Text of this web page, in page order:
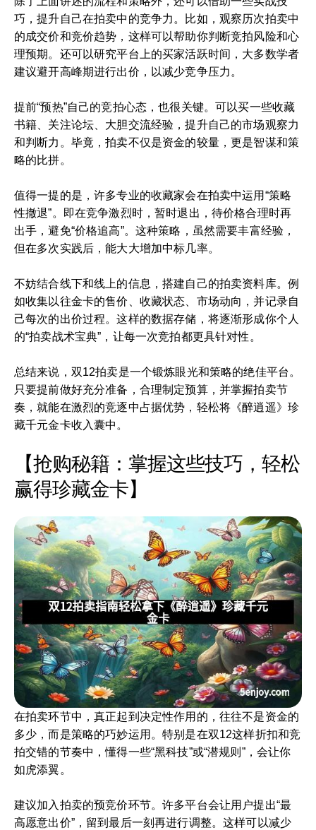
巧，提升自己在拍卖中的竞争力。比如，观察历次拍卖中
的成交价和竞价趋势，这样可以帮助你判断竞拍风险和心
理预期。还可以研究平台上的买家活跃时间，大多数学者
建议避开高峰期进行出价，以减少竞争压力。
提前“预热”自己的竞拍心态，也很关键。可以买一些收藏
书籍、关注论坛、大胆交流经验，提升自己的市场观察力
和判断力。毕竟，拍卖不仅是资金的较量，更是智谋和策
略的比拼。
值得一提的是，许多专业的收藏家会在拍卖中运用“策略
性撤退”。即在竞争激烈时，暂时退出，待价格合理时再
出手，避免“价格追高”。这种策略，虽然需要丰富经验，
但在多次实践后，能大大增加中标几率。
不妨结合线下和线上的信息，搭建自己的拍卖资料库。例
如收集以往金卡的售价、收藏状态、市场动向，并记录自
己每次的出价过程。这样的数据存储，将逐渐形成你个人
的“拍卖战术宝典”，让每一次竞拍都更具针对性。
总结来说，双12拍卖是一个锻炼眼光和策略的绝佳平台。
只要提前做好充分准备，合理制定预算，并掌握拍卖节
奏，就能在激烈的竞逐中占据优势，轻松将《醉逍遥》珍
藏千元金卡收入囊中。
【抢购秘籍：掌握这些技巧，轻松
赢得珍藏金卡】
在拍卖环节中，真正起到决定性作用的，往往不是资金的
多少，而是策略的巧妙运用。特别是在双12这样折扣和竞
拍交错的节奏中，懂得一些“黑科技”或“潜规则”，会让你
如虎添翼。
建议加入拍卖的预竞价环节。许多平台会让用户提出“最
高愿意出价”，留到最后一刻再进行调整。这样可以减少